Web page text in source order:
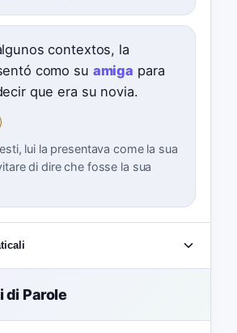
contextos, la
como su amiga para
que era su novia.
lui la presentava come la sua
di dire che fosse la sua
di Parole